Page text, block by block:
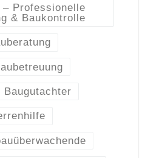
– Professionelle
& Baukontrolle
Baugutachter